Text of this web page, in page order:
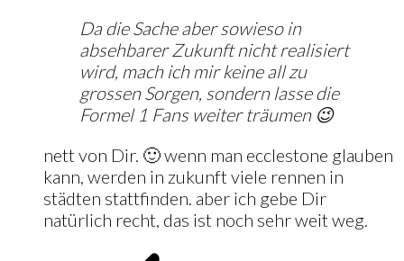
Da die Sache aber sowieso in
absehbarer Zukunft nicht realisiert
wird, mach ich mir keine all zu
grossen Sorgen, sondern lasse die
Formel 1 Fans weiter träumen 😉
nett von Dir. 🙂 wenn man ecclestone glauben
kann, werden in zukunft viele rennen in
städten stattfinden. aber ich gebe Dir
natürlich recht, das ist noch sehr weit weg.